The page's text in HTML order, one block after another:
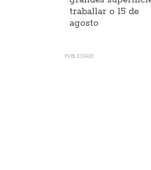
traballar o 15 de
agosto